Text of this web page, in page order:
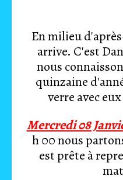
En milieu
arrive. C'est
nous
quinzaine
verre avec
Mercredi 08
h 00 nous
est prête à